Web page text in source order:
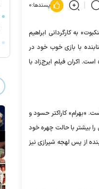
پسندها:۰
به کارگردانی ابراهیم
خواهد داشت. تنابنده با بازی خوب خود در
اکران فیلم ایرج‌زاد با
«بهرام» کاراکتر حسود و
بیشتر با حالت چهره خود
از پس لهجه شیرازی نیز